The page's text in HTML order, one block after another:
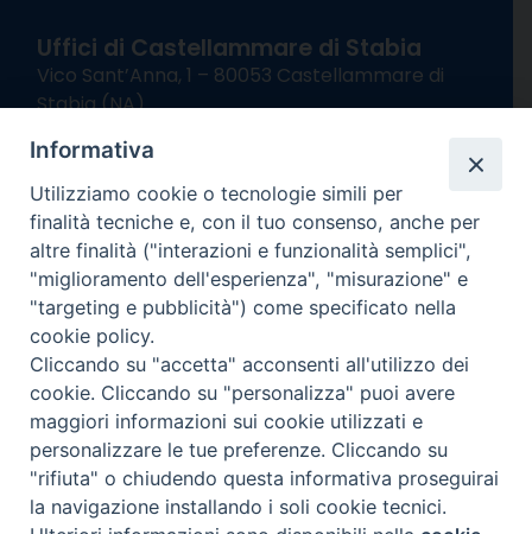
Uffici di Castellammare di Stabia
Vico Sant’Anna, 1 – 80053 Castellammare di
Stabia (NA)
Giorni ed Orari Apertura Uffici:
Lunedì e Mercoledì ore 09:00 – 13:00
Uffici Matrimoni:
Lunedì e Mercoledì ore 09:30 – 12:30
seguici su
Channel
Informativa Privacy
COPYRIGHT © 2013-2025
Informativa
Utilizziamo cookie o tecnologie simili per
finalità tecniche e, con il tuo consenso, anche per
altre finalità ("interazioni e funzionalità semplici",
"miglioramento dell'esperienza", "misurazione" e
"targeting e pubblicità") come specificato nella
cookie policy.
Cliccando su "accetta" acconsenti all'utilizzo dei
cookie. Cliccando su "personalizza" puoi avere
maggiori informazioni sui cookie utilizzati e
personalizzare le tue preferenze. Cliccando su
"rifiuta" o chiudendo questa informativa proseguirai
la navigazione installando i soli cookie tecnici.